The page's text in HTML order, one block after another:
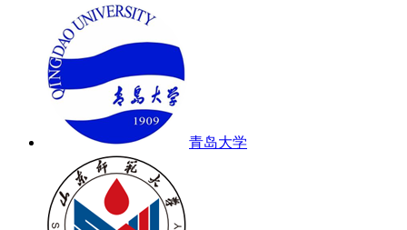
青岛大学